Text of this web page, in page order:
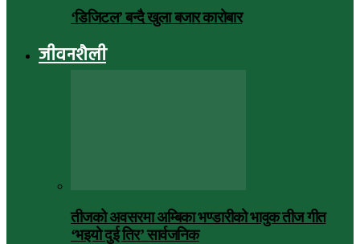
‘डिजिटल’ बन्दै खुला बजार कारोबार
जीवनशैली
तीजको अवसरमा अम्बिका भण्डारीको भावुक तीज गीत
‘भइयो दुई तिर’ सार्वजनिक